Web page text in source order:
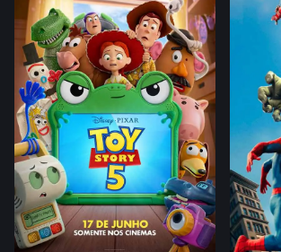
Horários
Entretenimento
Cinema
Eventos
Fique por Dentro